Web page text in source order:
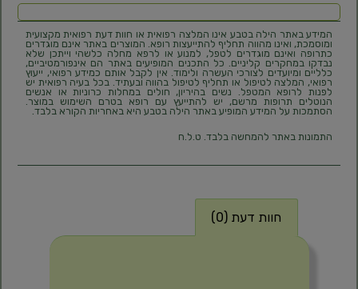
המידע באתר הילה בטבע אינו המלצה רפואית או חוות דעת רפואית מקצועית
ומוסמכת, ואינו מהווה תחליף להתייעצות רופא. המוצרים באתר אינם מוגדרים
כתרופה ואינם מוגדרים לטפל, למנוע או לרפא מחלה כלשהי וייתכן שלא
נבדקו במחקרים קליניים. כל התכנים המופיעים באתר הם אינפורמטיביים,
כלליים ומיועדים לצורכי העשרה ולימוד. אין לקבל אותם כמידע רפואי, ייעוץ
רפואי, המלצה לטיפול או תחליף לטיפול בהווה ובעתיד. בכל בעיה רפואית יש
לפנות לרופא המטפל. נשים בהיריון, חולים במחלות כרוניות או אנשים
הנוטלים תרופות מרשם, יש להתייעץ עם רופא בטרם השימוש במוצר.
הסתמכות על המידע המופיע באתר הילה בטבע היא באחריות הקורא בלבד.
התמונות באתר להמחשה בלבד. ט.ל.ח
חוות דעת (0)